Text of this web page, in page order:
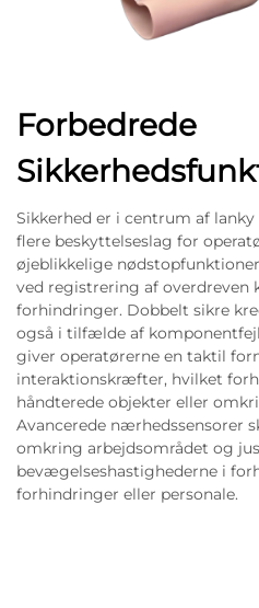
Forbedrede
Sikkerhed er i centrum af
flere beskyttelseslag for
øjeblikkelige
ved registrering af overdreven
forhindringer. Dobbelt sikre
også i tilfælde af
giver operatørerne en taktil
interaktionskræfter, hvilket
håndterede objekter eller
Avancerede nærhedssensorer
omkring arbejdsområdet og
bevægelseshastighederne i
forhindringer eller personale.